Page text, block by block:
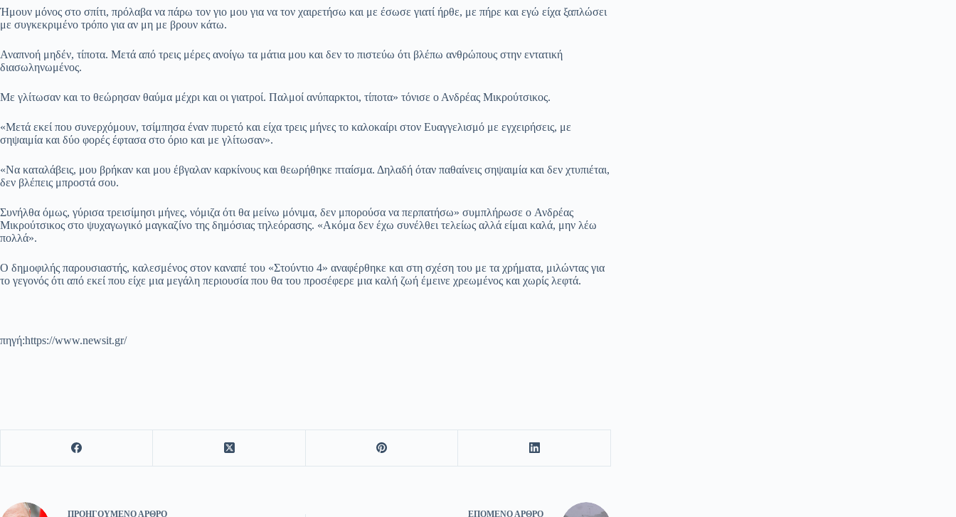
Ήμουν μόνος στο σπίτι, πρόλαβα να πάρω τον γιο μου για να τον χαιρετήσω και με έσωσε γιατί ήρθε, με πήρε και εγώ είχα ξαπλώσει
με συγκεκριμένο τρόπο για αν μη με βρουν κάτω.
Αναπνοή μηδέν, τίποτα. Μετά από τρεις μέρες ανοίγω τα μάτια μου και δεν το πιστεύω ότι βλέπω ανθρώπους στην εντατική
διασωληνωμένος.
Με γλίτωσαν και το θεώρησαν θαύμα μέχρι και οι γιατροί. Παλμοί ανύπαρκτοι, τίποτα» τόνισε ο Ανδρέας Μικρούτσικος.
«Μετά εκεί που συνερχόμουν, τσίμπησα έναν πυρετό και είχα τρεις μήνες το καλοκαίρι στον Ευαγγελισμό με εγχειρήσεις, με
σηψαιμία και δύο φορές έφτασα στο όριο και με γλίτωσαν».
«Να καταλάβεις, μου βρήκαν και μου έβγαλαν καρκίνους και θεωρήθηκε πταίσμα. Δηλαδή όταν παθαίνεις σηψαιμία και δεν χτυπιέται,
δεν βλέπεις μπροστά σου.
Συνήλθα όμως, γύρισα τρεισίμησι μήνες, νόμιζα ότι θα μείνω μόνιμα, δεν μπορούσα να περπατήσω» συμπλήρωσε ο Ανδρέας
Μικρούτσικος στο ψυχαγωγικό μαγκαζίνο της δημόσιας τηλεόρασης. «Ακόμα δεν έχω συνέλθει τελείως αλλά είμαι καλά, μην λέω
πολλά».
Ο δημοφιλής παρουσιαστής, καλεσμένος στον καναπέ του «Στούντιο 4» αναφέρθηκε και στη σχέση του με τα χρήματα, μιλώντας για
το γεγονός ότι από εκεί που είχε μια μεγάλη περιουσία που θα του προσέφερε μια καλή ζωή έμεινε χρεωμένος και χωρίς λεφτά.
πηγή:https://www.newsit.gr/
ΠΡΟΗΓΟΎΜΕΝΟΆΡΘΡΟ ΕΠΌΜΕΝΟΆΡΘΡΟ